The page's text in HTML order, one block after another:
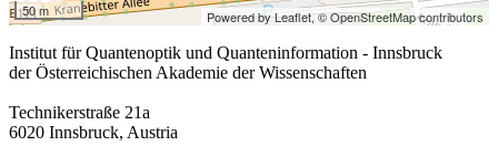
50 m Powered by Leaflet,© OpenStreetMap contributors
Institut für Quantenoptik und Quanteninformation - Innsbruck
der Österreichischen Akademie der Wissenschaften
Technikerstraße 21a
6020 Innsbruck, Austria